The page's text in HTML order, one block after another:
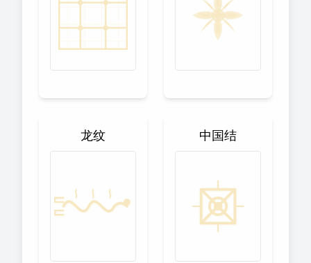
龙纹 中国结